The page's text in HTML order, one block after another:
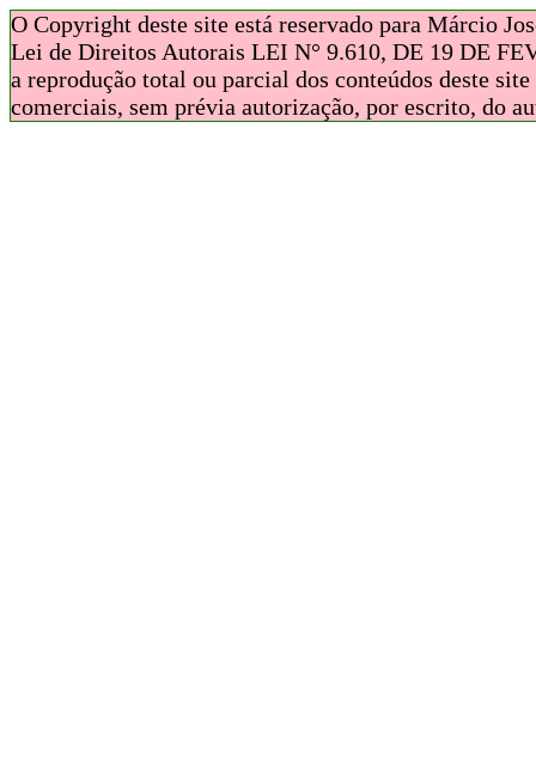
O Copyright deste site está reservado para Márcio
Lei de Direitos Autorais LEI N° 9.610, DE 19 DE
a reprodução total ou parcial dos conteúdos deste
comerciais, sem prévia autorização, por escrito, do